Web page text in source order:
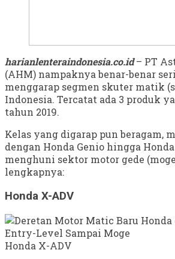
harianlenteraindonesia.co.id– PT
(AHM) nampaknya benar-benar
menggarap segmen skuter matik
Indonesia. Tercatat ada 3 produk
tahun 2019.
Kelas yang digarap pun beragam,
dengan Honda Genio hingga
menghuni sektor motor gede
lengkapnya:
Honda X-ADV
Honda X-ADV